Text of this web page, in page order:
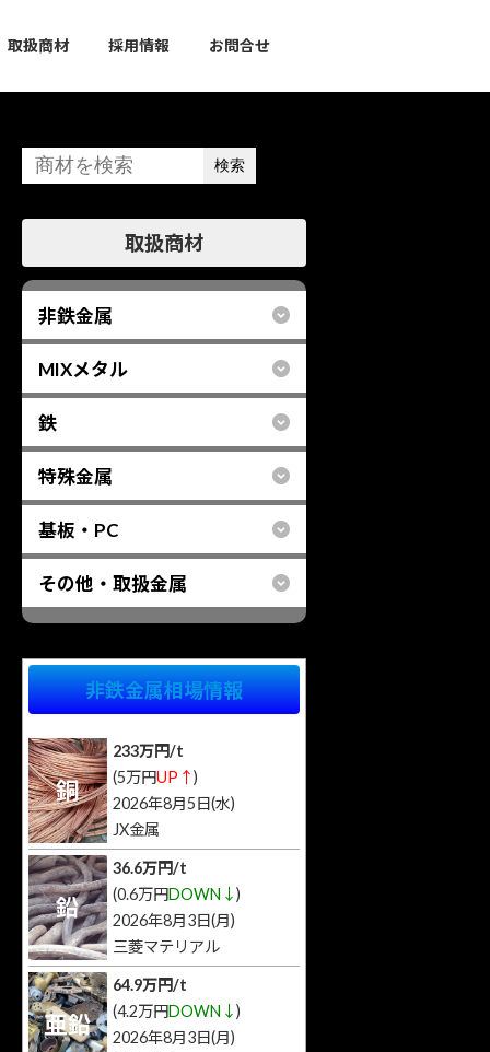
取扱商材 採用情報 お問合せ
検索
取扱商材
ー
リ
ク
非鉄金属
MIXメタル
鉄
特殊金属
基板・PC
その他・取扱金属
非鉄金属相場情報
銅
233万円/t
(5万円UP↑)
2026年8月5日(水)
JX金属
鉛
36.6万円/t
(0.6万円DOWN↓)
2026年8月3日(月)
三菱マテリアル
亜鉛
64.9万円/t
(4.2万円DOWN↓)
2026年8月3日(月)